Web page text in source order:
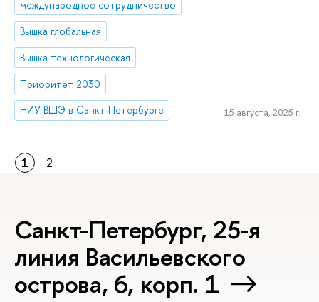
международное сотрудничество
Вышка глобальная
Вышка технологическая
Приоритет 2030
НИУ ВШЭ в Санкт-Петербурге
15 августа, 2025 г.
1 2
Санкт-Петербург, 25-я
линия Васильевского
острова, 6, корп. 1